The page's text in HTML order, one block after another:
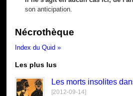
son anticipation.
Nécrothèque
Index du Quid »
Les plus lus
Les morts insolites
[2012-09-14]